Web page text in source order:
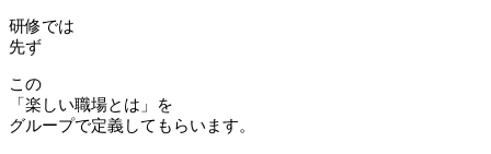
研修では
先ず
この
「楽しい職場とは」を
グループで定義してもらいます。